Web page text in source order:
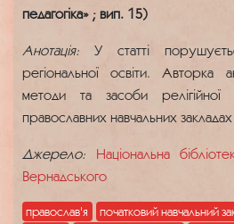
педагогіка» ; вип. 15)
Анотація: У статті
регіональної освіти. Авторка
методи та засоби релігійної
православних навчальних
Джерело: Національна
Вернадського
православ'я початковий навчальний